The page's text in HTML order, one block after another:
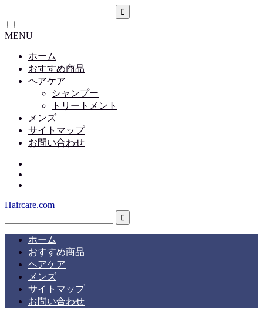
MENU
ホーム
おすすめ商品
ヘアケア
シャンプー
トリートメント
メンズ
サイトマップ
お問い合わせ
Haircare.com
ホーム
おすすめ商品
ヘアケア
メンズ
サイトマップ
お問い合わせ